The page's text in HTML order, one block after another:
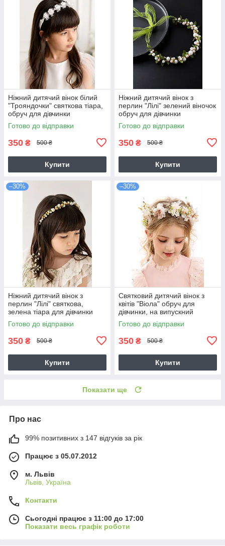
Ніжний дитячий вінок білий
"Трояндочки" святкова тіара,
обруч для дівчинки
Готово до відправки
350 ₴ 500 ₴
Купити
Ніжний дитячий вінок з
перлин "Лілі" зелений віночок
обруч для дівчинки
Готово до відправки
350 ₴ 500 ₴
Купити
–30%
Ніжний дитячий вінок з
перлин "Лілі" святкова,
зелена тіара для дівчинки
Готово до відправки
350 ₴ 500 ₴
Купити
–30%
Святковий дитячий вінок з
квітів "Віола" обруч для
дівчинки, на випускний
Готово до відправки
350 ₴ 500 ₴
Купити
Показати ще
Про нас
99% позитивних з 147 відгуків за рік
Працює з 05.07.2012
м. Львів
Львів, Україна
Контакти
Сьогодні працює з 11:00 до 17:00
Показати весь графік роботи